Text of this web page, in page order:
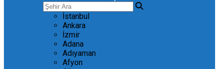
İstanbul
Ankara
İzmir
Adana
Adıyaman
Afyon